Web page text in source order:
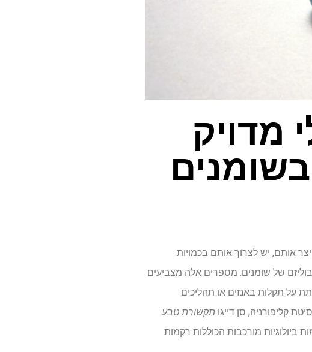
מדויק
לייצר אותם, יש לצרוך אותם בכמויות
חשובים במטבוליזם של שומנים. מספרים אלה מצביעים
על תקלות באנזים או תהליכים
קליפורניה, סן דייגו תקשורת טבע
מורכבות הכוללות רקמות